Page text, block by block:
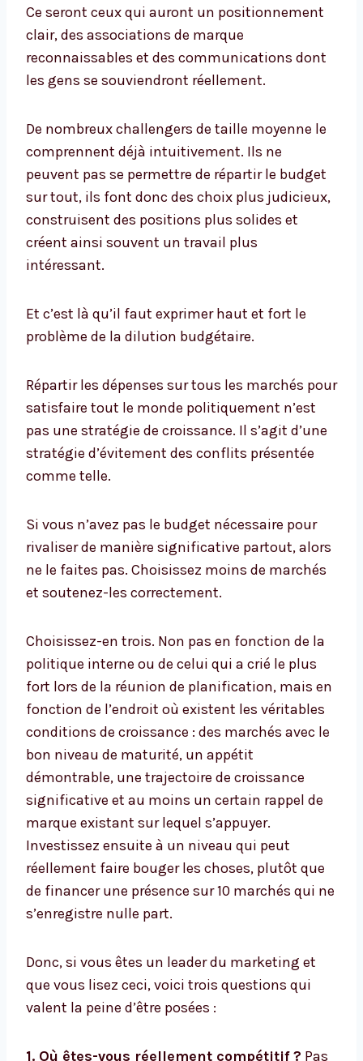
Ce seront ceux qui auront un positionnement
clair, des associations de marque
reconnaissables et des communications dont
les gens se souviendront réellement.
De nombreux challengers de taille moyenne le
comprennent déjà intuitivement. Ils ne
peuvent pas se permettre de répartir le budget
sur tout, ils font donc des choix plus judicieux,
construisent des positions plus solides et
créent ainsi souvent un travail plus
intéressant.
Et c’est là qu’il faut exprimer haut et fort le
problème de la dilution budgétaire.
Répartir les dépenses sur tous les marchés pour
satisfaire tout le monde politiquement n’est
pas une stratégie de croissance. Il s’agit d’une
stratégie d’évitement des conflits présentée
comme telle.
Si vous n’avez pas le budget nécessaire pour
rivaliser de manière significative partout, alors
ne le faites pas. Choisissez moins de marchés
et soutenez-les correctement.
Choisissez-en trois. Non pas en fonction de la
politique interne ou de celui qui a crié le plus
fort lors de la réunion de planification, mais en
fonction de l’endroit où existent les véritables
conditions de croissance : des marchés avec le
bon niveau de maturité, un appétit
démontrable, une trajectoire de croissance
significative et au moins un certain rappel de
marque existant sur lequel s’appuyer.
Investissez ensuite à un niveau qui peut
réellement faire bouger les choses, plutôt que
de financer une présence sur 10 marchés qui ne
s’enregistre nulle part.
Donc, si vous êtes un leader du marketing et
que vous lisez ceci, voici trois questions qui
valent la peine d’être posées :
1. Où êtes-vous réellement compétitif ? Pas